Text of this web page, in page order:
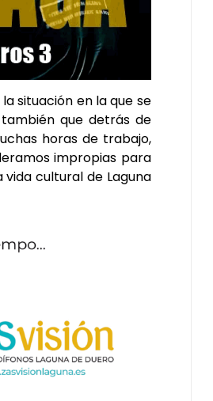
situación en la que se
que detrás de
horas de trabajo,
impropias para
cultural de Laguna